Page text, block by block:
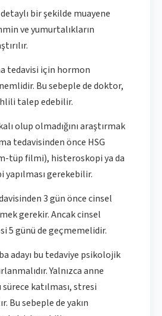
detaylı bir şekilde muayene
ve yumurtalıkların
tedavisi için hormon
Bu sebeple de doktor,
talep edebilir.
olup olmadığını araştırmak
tedavisinden önce HSG
tüp filmi), histeroskopi ya da
yapılması gerekebilir.
3 gün önce cinsel
gerekir. Ancak cinsel
5 günü de geçmemelidir.
adayı bu tedaviye psikolojik
Yalnızca anne
sürece katılması, stresi
Bu sebeple de yakın